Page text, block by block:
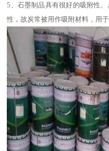
5、石墨制品具有很好的吸附性
性，故炭常被用作吸附材料，用